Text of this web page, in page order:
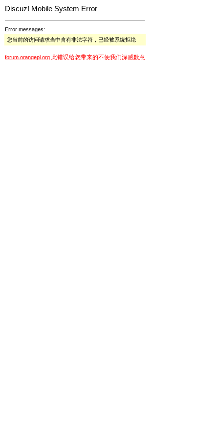
Discuz! Mobile System Error
Error messages:
您当前的访问请求当中含有非法字符，已经被系统拒绝
forum.orangepi.org 此错误给您带来的不便我们深感歉意